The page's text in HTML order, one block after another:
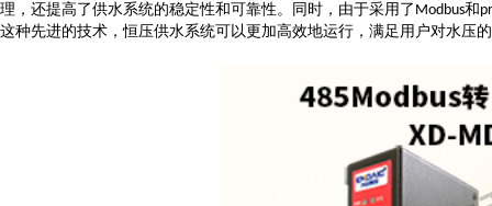
理，还提高了供水系统的稳定性和可靠性。同时，由于采用了 Modbus和
这种先进的技术，恒压供水系统可以更加高效地运行，满足用户对水压